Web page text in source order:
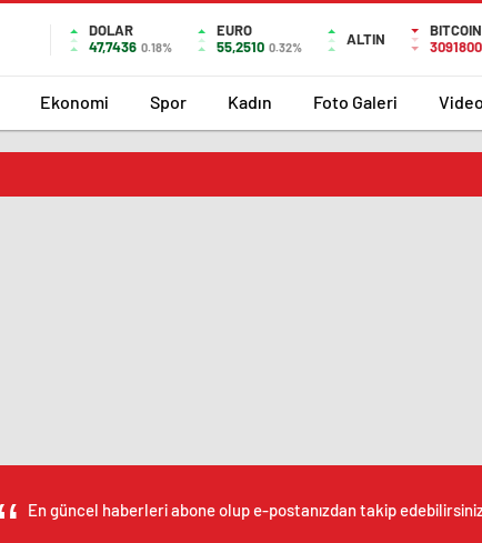
DOLAR
47,7436 0.18%
EURO
55,2510 0.32% ALTIN
BITCOIN
3091800
Ekonomi Spor Kadın Foto Galeri
En güncel haberleri abone olup e-postanızdan takip